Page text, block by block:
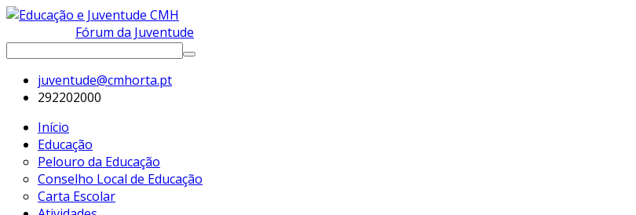
Fórum da Juventude
juventude@cmhorta.pt
292202000
Início
Educação
Pelouro da Educação
Conselho Local de Educação
Carta Escolar